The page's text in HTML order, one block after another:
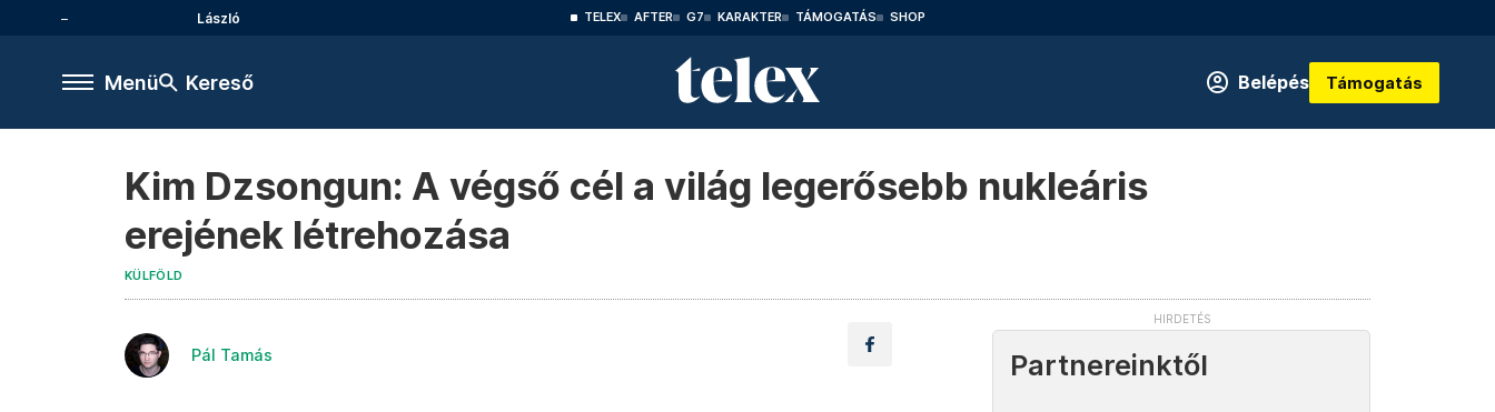
László TELEX AFTER G7 KARAKTER TÁMOGATÁS SHOP
Menü Kereső Belépés Támogatás
Kim Dzsongun: A végső cél a világ legerősebb nukleáris
erejének létrehozása
KÜLFÖLD
Pál Tamás Partnereinktől